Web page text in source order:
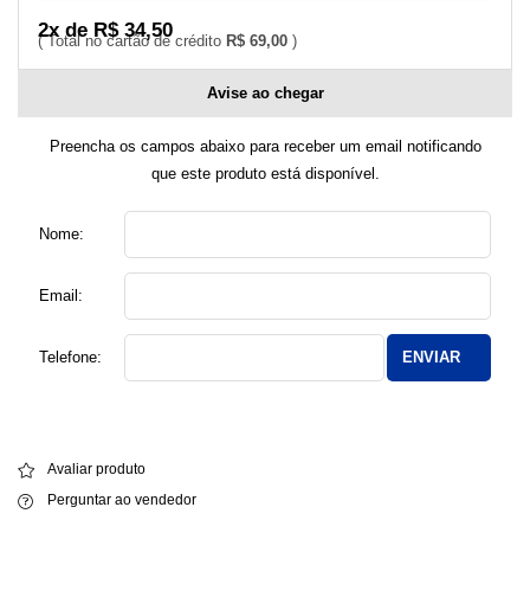
R$ 69,00
2x de R$ 34,50
Avise ao chegar
Preencha os campos abaixo para receber um email notificando
que este produto está disponível.
Nome:
Email:
Telefone: ENVIAR
Avaliar produto
Perguntar ao vendedor